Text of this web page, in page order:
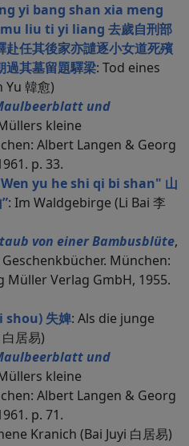
yi bang shan xia meng
liu ti yi liang 去歲自刑部
赴任其後家亦譴逐小女道死殯
過其墓留題驛梁: Tod eines
韓愈)
und
kleine
Albert Langen & Georg
p. 33.
yu he shi qi bi shan" 山
: Im Waldgebirge (Li Bai 李
von einer Bambusblüte,
München:
Müller Verlag GmbH, 1955.
shou) 失婢: Als die junge
居易)
und
kleine
Albert Langen & Georg
p. 71.
Kranich (Bai Juyi 白居易)